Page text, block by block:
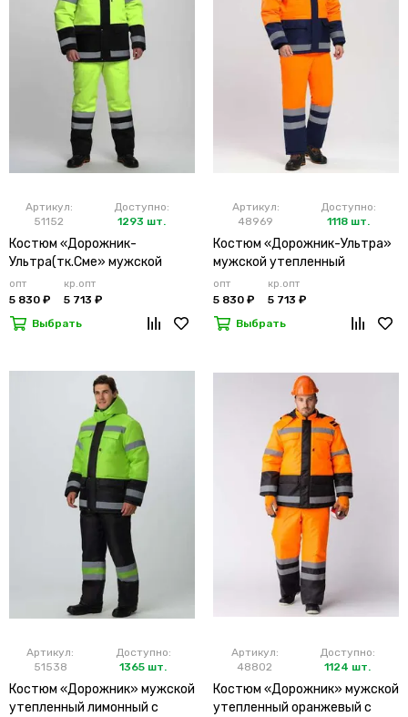
Артикул:
51152
Доступно:
1293 шт.
Костюм «Дорожник-
Ультра(тк.Сме» мужской
утепленный лимонный
опт
5 830 ₽
кр.опт
5 713 ₽
Выбрать
Артикул:
48969
Доступно:
1118 шт.
Костюм «Дорожник-Ультра»
мужской утепленный
оранжевый
опт
5 830 ₽
кр.опт
5 713 ₽
Выбрать
Артикул:
51538
Доступно:
1365 шт.
Костюм «Дорожник» мужской
утепленный лимонный с
Артикул:
48802
Доступно:
1124 шт.
Костюм «Дорожник» мужской
утепленный оранжевый с